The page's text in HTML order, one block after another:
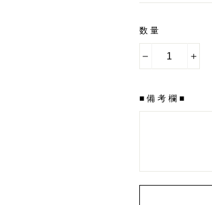
金
数量
■備考欄■